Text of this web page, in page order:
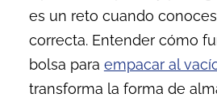
es un reto cuando
correcta. Entender cómo
bolsa para empacar al
transforma la forma de